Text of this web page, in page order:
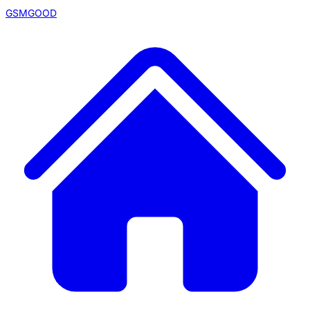
GSMGOOD